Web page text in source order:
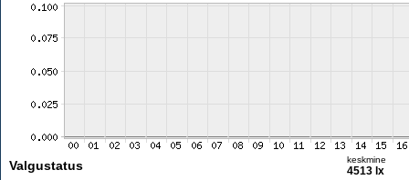
Valgustatus keskmine
4513 lx